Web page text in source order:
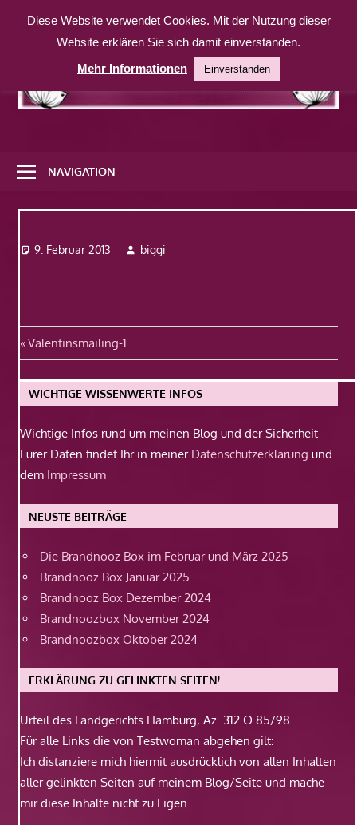
Inhalt
weitere
Website
NAVIGATION
9. Februar 2013 biggi
Beitragsnavigation
Vorheriger
Beitrag:
Valentinsmailing-1
WICHTIGE WISSENWERTE INFOS
Wichtige Infos rund um meinen Blog und der Sicherheit
Eurer Daten findet Ihr in meiner Datenschutzerklärung und
dem Impressum
NEUSTE BEITRÄGE
Die Brandnooz Box im Februar und März 2025
Brandnooz Box Januar 2025
Brandnooz Box Dezember 2024
Brandnoozbox November 2024
Brandnoozbox Oktober 2024
ERKLÄRUNG ZU GELINKTEN SEITEN!
Urteil des Landgerichts Hamburg, Az. 312 O 85/98
Für alle Links die von Testwoman abgehen gilt:
Ich distanziere mich hiermit ausdrücklich von allen Inhalten
aller gelinkten Seiten auf meinem Blog/Seite und mache
mir diese Inhalte nicht zu Eigen.
Diese Website verwendet Cookies. Mit der Nutzung dieser
Website erklären Sie sich damit einverstanden.
Mehr Informationen
Einverstanden